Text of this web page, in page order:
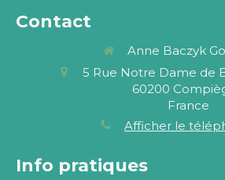
Contact
Anne Baczyk
5 Rue Notre Dame de
60200
France
Afficher le
Info pratiques